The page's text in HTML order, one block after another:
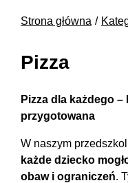
Strona główna
Pizza
Pizza dla każdego
przygotowana
W naszym
każde dziecko
obaw i ograniczeń.